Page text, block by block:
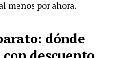
menos por ahora.
dónde